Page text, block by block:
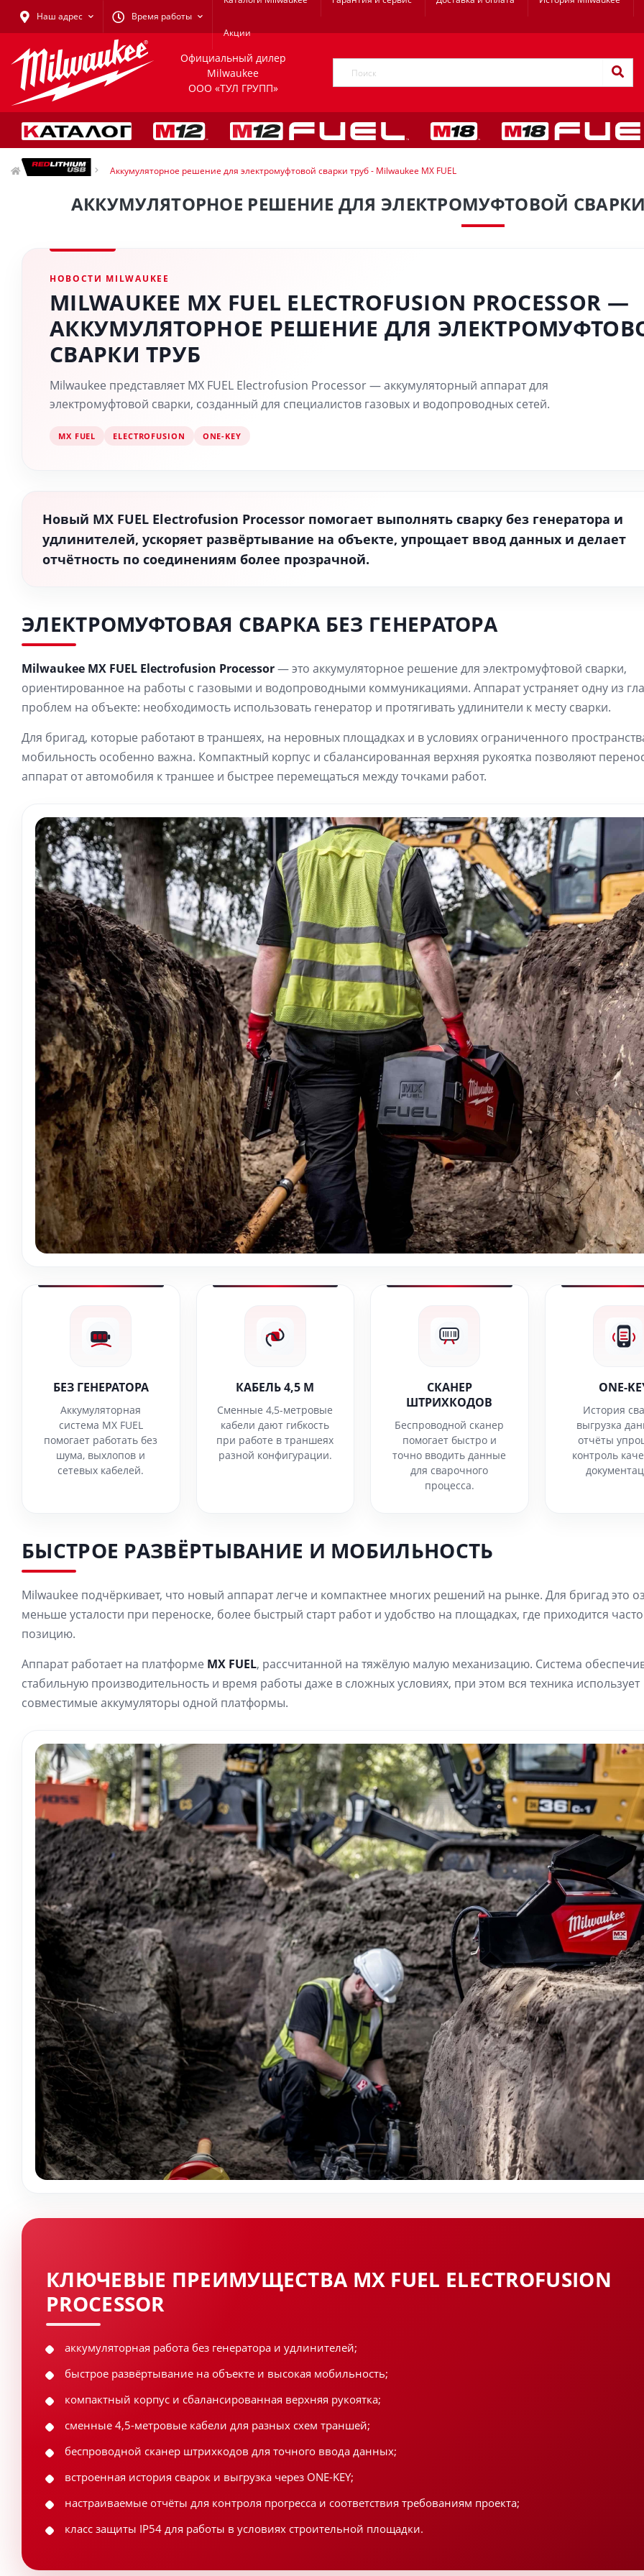
Наш адрес Время работы
Акции
Официальный дилер
Milwaukee
ООО «ТУЛ ГРУПП»
Новости Аккумуляторное решение для электромуфтовой сварки труб - Milwaukee MX FUEL
АККУМУЛЯТОРНОЕ РЕШЕНИЕ ДЛЯ ЭЛЕКТРОМУФТОВОЙ СВАРКИ
НОВОСТИ MILWAUKEE
MILWAUKEE MX FUEL ELECTROFUSION PROCESSOR —
АККУМУЛЯТОРНОЕ РЕШЕНИЕ ДЛЯ
СВАРКИ ТРУБ
Milwaukee представляет MX FUEL Electrofusion Processor — аккумуляторный аппарат для
электромуфтовой сварки, созданный для специалистов газовых и водопроводных сетей.
MX FUEL ELECTROFUSION ONE-KEY
Новый MX FUEL Electrofusion Processor помогает выполнять сварку без генератора и
удлинителей, ускоряет развёртывание на объекте, упрощает ввод данных и делает
отчётность по соединениям более прозрачной.
ЭЛЕКТРОМУФТОВАЯ СВАРКА БЕЗ ГЕНЕРАТОРА
Milwaukee MX FUEL Electrofusion Processor— это аккумуляторное решение для электромуфтовой сварки,
ориентированное на работы с газовыми и водопроводными коммуникациями. Аппарат устраняет одну из
проблем на объекте: необходимость использовать генератор и протягивать удлинители к месту сварки.
Для бригад, которые работают в траншеях, на неровных площадках и в условиях ограниченного
мобильность особенно важна. Компактный корпус и сбалансированная верхняя рукоятка позволяют
аппарат от автомобиля к траншее и быстрее перемещаться между точками работ.
БЕЗ ГЕНЕРАТОРА
Аккумуляторная
система MX FUEL
помогает работать без
шума, выхлопов и
сетевых кабелей.
КАБЕЛЬ 4,5 М
Сменные 4,5-метровые
кабели дают гибкость
при работе в траншеях
разной конфигурации.
СКАНЕР
ШТРИХКОДОВ
Беспроводной сканер
помогает быстро и
точно вводить данные
для сварочного
процесса.
ONE-
История
выгрузка
отчёты
контроль
БЫСТРОЕ РАЗВЁРТЫВАНИЕ И МОБИЛЬНОСТЬ
Milwaukee подчёркивает, что новый аппарат легче и компактнее многих решений на рынке. Для бригад это
меньше усталости при переноске, более быстрый старт работ и удобство на площадках, где приходится
позицию.
Аппарат работает на платформе MX FUEL, рассчитанной на тяжёлую малую механизацию. Система
стабильную производительность и время работы даже в сложных условиях, при этом вся техника использует
совместимые аккумуляторы одной платформы.
КЛЮЧЕВЫЕ ПРЕИМУЩЕСТВА MX FUEL ELECTROFUSION
PROCESSOR
аккумуляторная работа без генератора и удлинителей;
быстрое развёртывание на объекте и высокая мобильность;
компактный корпус и сбалансированная верхняя рукоятка;
сменные 4,5-метровые кабели для разных схем траншей;
беспроводной сканер штрихкодов для точного ввода данных;
встроенная история сварок и выгрузка через ONE-KEY;
настраиваемые отчёты для контроля прогресса и соответствия требованиям проекта;
класс защиты IP54 для работы в условиях строительной площадки.